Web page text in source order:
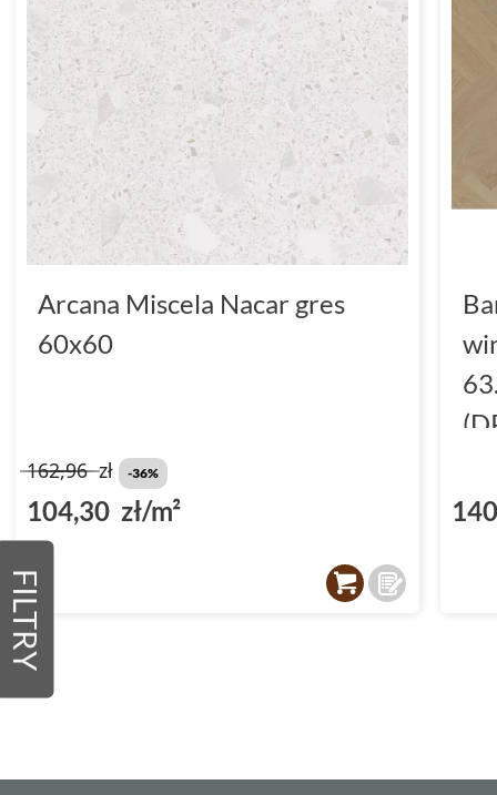
FILTRY
Arcana Miscela Nacar gres
60x60
162,96zł -36%
104,30 zł/m²